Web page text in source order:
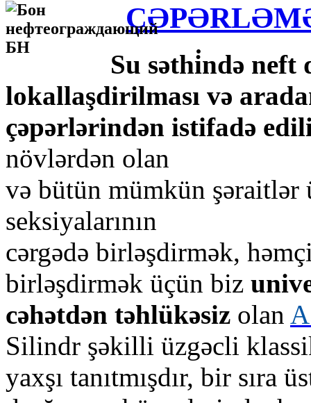
Su səthi̇ndə neft
lokallaşdirilması və
çəpərlərindən istifadə
növlərdən olan
və bütün mümkün şəraitlər
seksiyalarının
cərgədə birləşdirmək,
birləşdirmək üçün biz
cəhətdən təhlükəsiz olan
Silindr şəkilli üzgəcli
yaxşı tanıtmışdır, bir sıra